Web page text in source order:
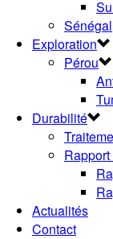
Sénégal
Exploration
Pérou
Durabilité
Actualités
Contact